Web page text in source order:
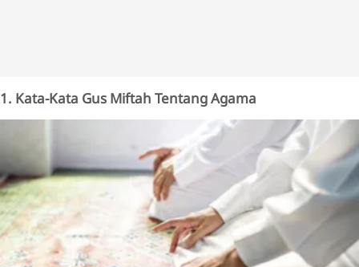
1. Kata-Kata Gus Miftah Tentang Agama